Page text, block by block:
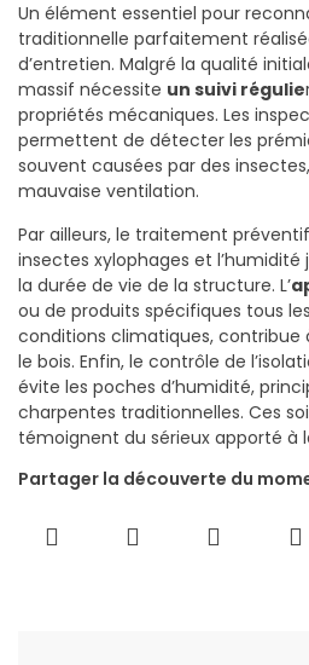
Un élément essentiel pour
traditionnelle parfaitement
d’entretien. Malgré la qualité
massif nécessite un suivi régulie
propriétés mécaniques. Les
permettent de détecter les
souvent causées par des
mauvaise ventilation.
Par ailleurs, le traitement
insectes xylophages et
la durée de vie de la structure. L’
ou de produits spécifiques tous
conditions climatiques,
le bois. Enfin, le contrôle de
évite les poches d’humidité,
charpentes traditionnelles. Ces
témoignent du sérieux apporté à
Partager la découverte du